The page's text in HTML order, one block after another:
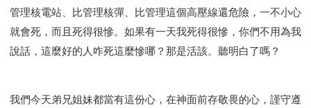
管理核電站、比管理核彈、比管理這個高壓線還危險，一不小心
就會死，而且死得很慘。如果有一天我死得很慘，你們不用為我
說話，這麼好的人咋死這麼慘哪？那是活該。聽明白了嗎？
我們今天弟兄姐妹都當有這份心，在神面前存敬畏的心，謹守遵